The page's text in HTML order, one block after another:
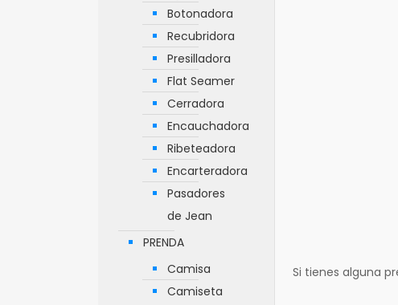
Si tienes alguna
Botonadora
Recubridora
Presilladora
Flat Seamer
Cerradora
Encauchadora
Ribeteadora
Encarteradora
Pasadores
de Jean
PRENDA
Camisa
Camiseta